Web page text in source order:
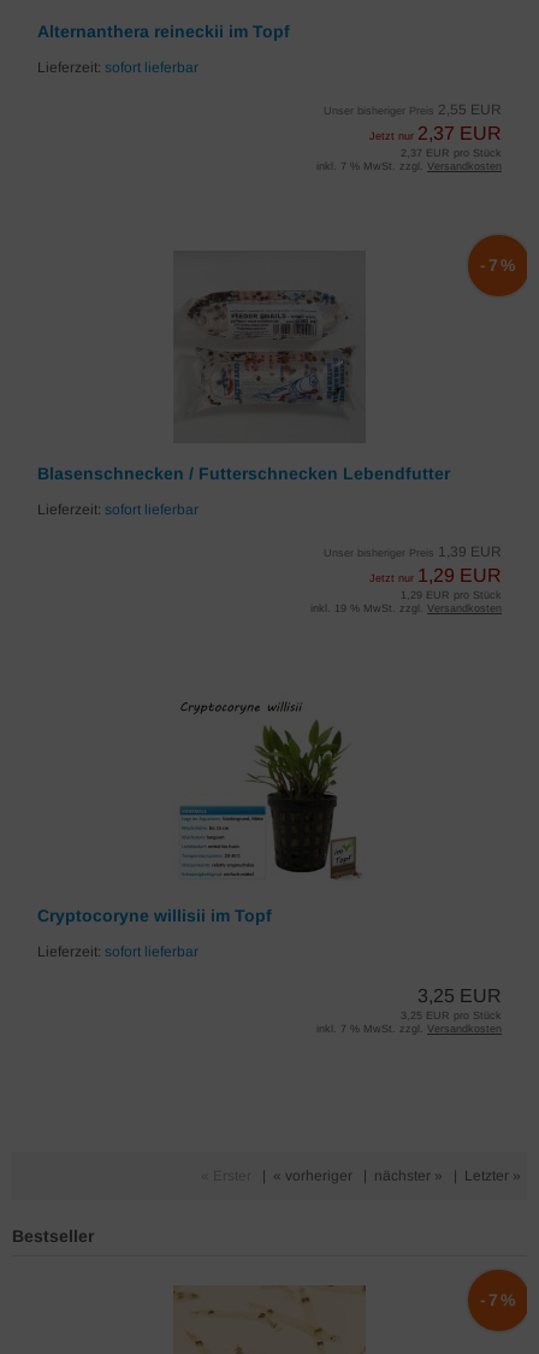
Alternanthera reineckii im Topf
Lieferzeit: sofort lieferbar
Unser bisheriger Preis 2,55 EUR
Jetzt nur 2,37 EUR
2,37 EUR pro Stück
inkl. 7 % MwSt. zzgl. Versandkosten
Blasenschnecken / Futterschnecken Lebendfutter
Lieferzeit: sofort lieferbar
Unser bisheriger Preis 1,39 EUR
Jetzt nur 1,29 EUR
-7%
1,29 EUR pro Stück
inkl. 19 % MwSt. zzgl. Versandkosten
Cryptocoryne willisii im Topf
Lieferzeit: sofort lieferbar
3,25 EUR
3,25 EUR pro Stück
inkl. 7 % MwSt. zzgl. Versandkosten
« vorheriger nächster » Letzter »
Bestseller
-7%